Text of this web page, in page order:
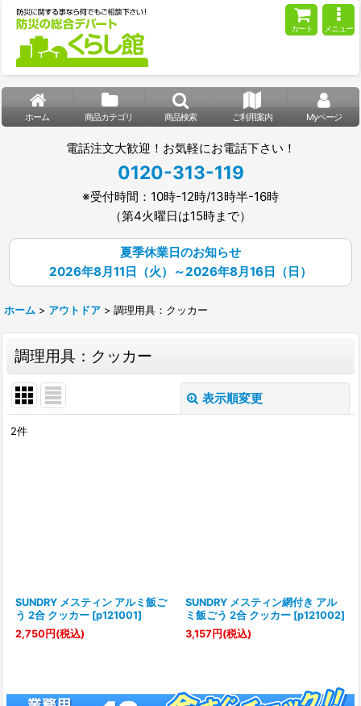
カート メニュー
ホーム 商品カテゴリ 商品検索 ご利用案内 Myページ
電話注文大歓迎！お気軽にお電話下さい！
0120-313-119
※受付時間：10時-12時/13時半-16時
（第4火曜日は15時まで）
夏季休業日のお知らせ
2026年8月11日（火）～2026年8月16日（日）
ホーム > アウトドア > 調理用具：クッカー
調理用具：クッカー
表示順変更
2件
SUNDRY メスティン アルミ飯ご
う 2合 クッカー [p121001]
2,750円 (税込)
SUNDRY メスティン網付き アル
ミ飯ごう 2合 クッカー [p121002]
3,157 円 (税込)